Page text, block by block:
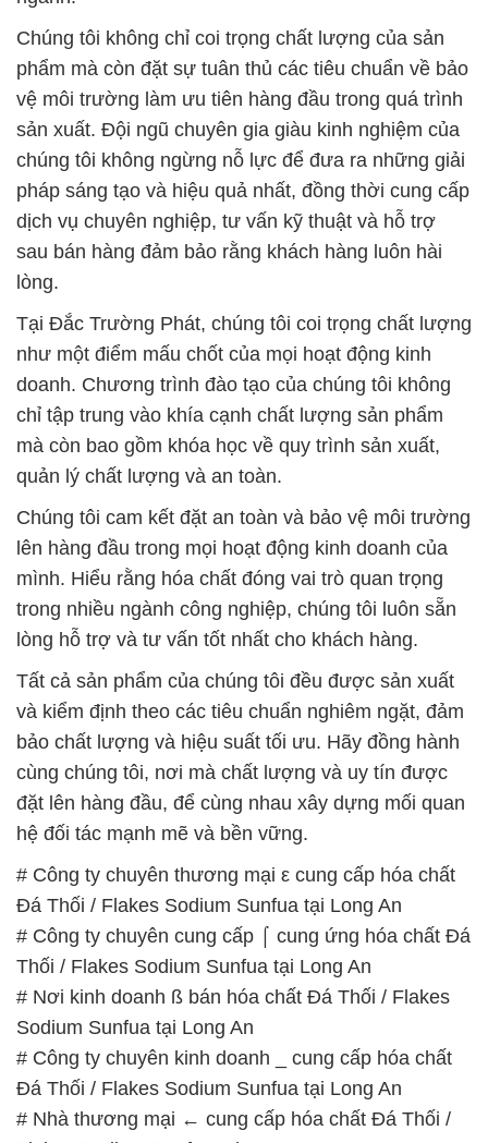
lòng.
Tại Đắc Trường Phát, chúng tôi coi trọng chất lượng
như một điểm mấu chốt của mọi hoạt động kinh
doanh. Chương trình đào tạo của chúng tôi không
chỉ tập trung vào khía cạnh chất lượng sản phẩm
mà còn bao gồm khóa học về quy trình sản xuất,
quản lý chất lượng và an toàn.
Chúng tôi cam kết đặt an toàn và bảo vệ môi trường
lên hàng đầu trong mọi hoạt động kinh doanh của
mình. Hiểu rằng hóa chất đóng vai trò quan trọng
trong nhiều ngành công nghiệp, chúng tôi luôn sẵn
lòng hỗ trợ và tư vấn tốt nhất cho khách hàng.
Tất cả sản phẩm của chúng tôi đều được sản xuất
và kiểm định theo các tiêu chuẩn nghiêm ngặt, đảm
bảo chất lượng và hiệu suất tối ưu. Hãy đồng hành
cùng chúng tôi, nơi mà chất lượng và uy tín được
đặt lên hàng đầu, để cùng nhau xây dựng mối quan
hệ đối tác mạnh mẽ và bền vững.
# Công ty chuyên thương mại ε cung cấp hóa chất
Đá Thối / Flakes Sodium Sunfua tại Long An
# Công ty chuyên cung cấp ⌠ cung ứng hóa chất Đá
Thối / Flakes Sodium Sunfua tại Long An
# Nơi kinh doanh ß bán hóa chất Đá Thối / Flakes
Sodium Sunfua tại Long An
# Công ty chuyên kinh doanh _ cung cấp hóa chất
Đá Thối / Flakes Sodium Sunfua tại Long An
# Nhà thương mại ← cung cấp hóa chất Đá Thối /
Flakes Sodium Sunfua tại Long An
# Công ty chuyên cung ứng µ bán hóa chất Đá Thối
/ Flakes Sodium Sunfua tại Long An
# Địa chỉ chuyên cung ứng # phân phối hóa chất Đá
Thối / Flakes Sodium Sunfua tại Long An
# Công ty chuyên thương mại > bán hóa chất Đá
Thối / Flakes Sodium Sunfua tại Long An
# Cty cung cấp » kinh doanh hóa chất Đá Thối /
Flakes Sodium Sunfua tại Long An